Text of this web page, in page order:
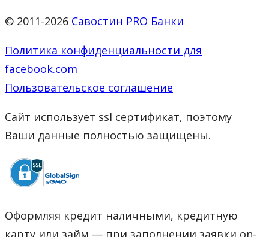
© 2011-2026 Савостин PRO Банки
Политика конфиденциальности для
facebook.com
Пользовательское соглашение
Сайт использует ssl сертификат, поэтому
Ваши данные полностью защищены.
Оформляя кредит наличными, кредитную
карту или займ — при заполнении заявки on-